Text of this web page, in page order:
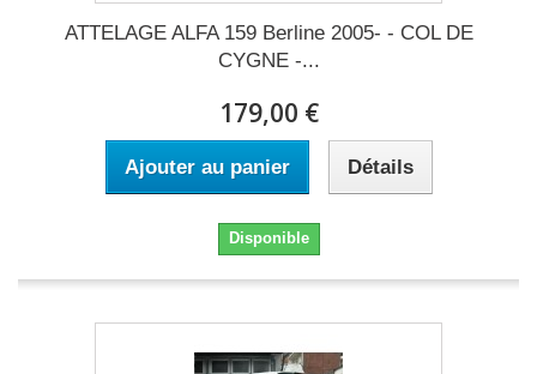
ATTELAGE ALFA 159 Berline 2005- - COL DE
CYGNE -...
179,00 €
Ajouter au panier Détails
Disponible